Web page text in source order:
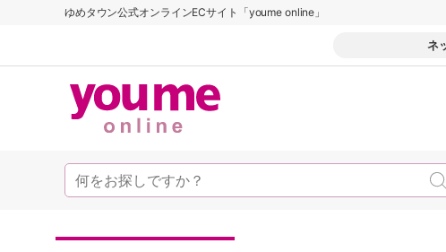
ゆめタウン公式オンラインECサイト「youme online」
ネ